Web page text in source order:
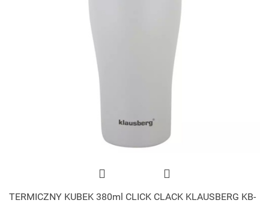
TERMICZNY KUBEK 380ml CLICK CLACK KLAUSBERG KB-